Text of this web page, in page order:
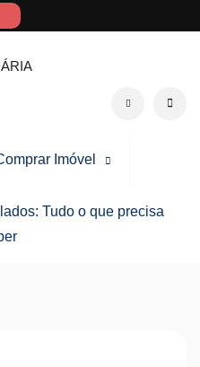
Search social
Imóvel
Tudo o que precisa